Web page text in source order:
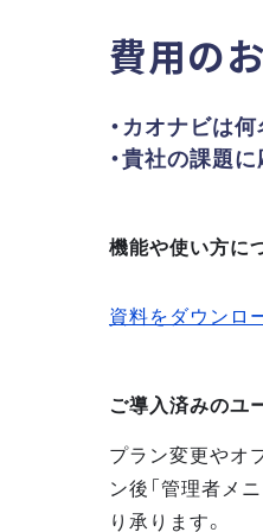
費用の
・カオナビは
・貴社の課題
機能や使い方に
資料をダウンロ
ご導入済みのユ
プラン変更やオ
ン後「管理者メ
り承ります。